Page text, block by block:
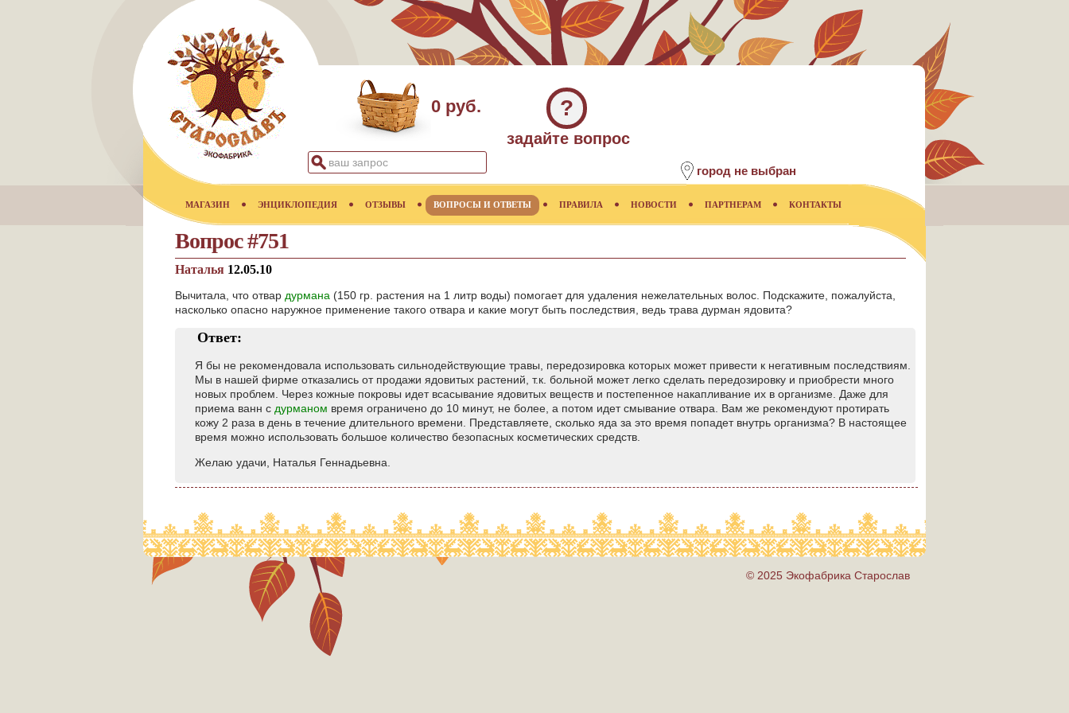
0 руб. ?
задайте вопрос
город не выбран
МАГАЗИН ЭНЦИКЛОПЕДИЯ ОТЗЫВЫ ВОПРОСЫ И ОТВЕТЫ ПРАВИЛА НОВОСТИ ПАРТНЕРАМ КОНТАКТЫ
Вопрос #751
Наталья 12.05.10
Вычитала, что отвар дурмана (150 гр. растения на 1 литр воды) помогает для удаления нежелательных волос. Подскажите, пожалуйста,
насколько опасно наружное применение такого отвара и какие могут быть последствия, ведь трава дурман ядовита?
Ответ:
Я бы не рекомендовала использовать сильнодействующие травы, передозировка которых может привести к негативным последствиям.
Мы в нашей фирме отказались от продажи ядовитых растений, т.к. больной может легко сделать передозировку и приобрести много
новых проблем. Через кожные покровы идет всасывание ядовитых веществ и постепенное накапливание их в организме. Даже для
приема ванн с дурманом время ограничено до 10 минут, не более, а потом идет смывание отвара. Вам же рекомендуют протирать
кожу 2 раза в день в течение длительного времени. Представляете, сколько яда за это время попадет внутрь организма? В настоящее
время можно использовать большое количество безопасных косметических средств.
Желаю удачи, Наталья Геннадьевна.
© 2025 Экофабрика Старослав